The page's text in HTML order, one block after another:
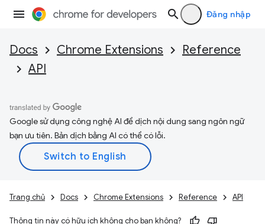
Đăng nhập
Docs Chrome Extensions
Reference
API
Google sử dụng công nghệ AI để dịch nội dung sang ngôn ngữ
bạn ưu tiên. Bản dịch bằng AI có thể có lỗi.
Trang chủ Docs Chrome Extensions Reference API
Thông tin này có hữu ích không cho bạn không?